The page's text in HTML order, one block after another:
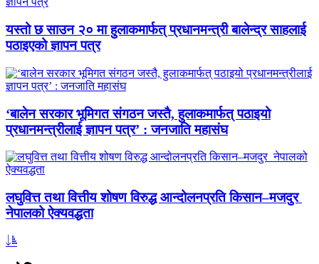
यस्तो छ साउन २० मा हुलाकमार्फत् प्रधानमन्त्री बालेन्द्र साहलाई
पठाइएको ज्ञापन पत्र
‘बालेन सरकार भूमिगत संगठन जस्तै, हुलाकमार्फत् पठाइयो
प्रधानमन्त्रीलाई ज्ञापन पत्र’ : जनजाति महासंघ
लघुवित्त तथा वित्तीय शोषण विरुद्ध आन्दोलनप्रति किसान–मजदुर
नेपालको ऐक्यवद्धता